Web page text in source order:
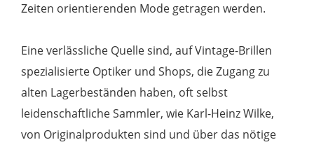
Zeiten orientierenden Mode getragen werden.
Eine verlässliche Quelle sind, auf Vintage-Brillen
spezialisierte Optiker und Shops, die Zugang zu
alten Lagerbeständen haben, oft selbst
leidenschaftliche Sammler, wie Karl-Heinz Wilke,
von Originalprodukten sind und über das nötige